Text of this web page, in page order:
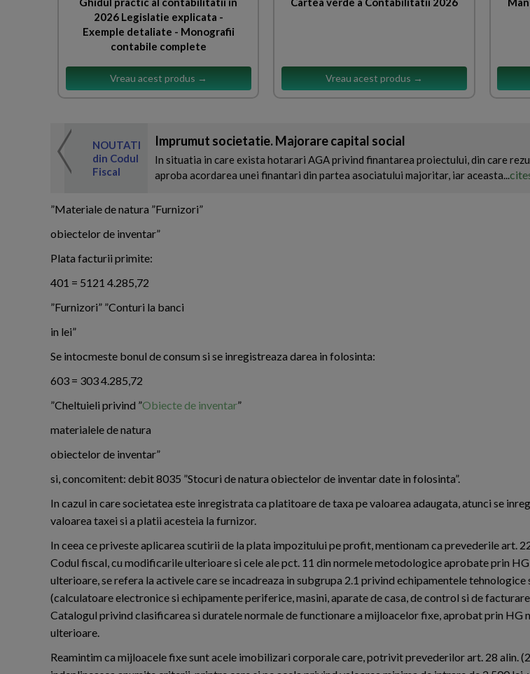
2026 Legislatie explicata -
Exemple detaliate - Monografii
contabile complete
Vreau acest produs → Vreau acest produs →
NOUTATI
din Codul
Fiscal
Imprumut societatie. Majorare capital social
In situatia in care exista hotarari AGA privind finantarea proiectului, din care
aproba acordarea unei finantari din partea asociatului majoritar, iar aceasta...
”Materiale de natura ”Furnizori”
obiectelor de inventar”
Plata facturii primite:
401 = 5121 4.285,72
”Furnizori” ”Conturi la banci
in lei”
Se intocmeste bonul de consum si se inregistreaza darea in folosinta:
603 = 303 4.285,72
”Cheltuieli privind ”Obiecte de inventar”
materialele de natura
obiectelor de inventar”
si, concomitent: debit 8035 ”Stocuri de natura obiectelor de inventar date in folosinta”.
In cazul in care societatea este inregistrata ca platitoare de taxa pe valoarea adaugata, atunci se
valoarea taxei si a platii acesteia la furnizor.
In ceea ce priveste aplicarea scutirii de la plata impozitului pe profit, mentionam ca prevederile art.
Codul fiscal, cu modificarile ulterioare si cele ale pct. 11 din normele metodologice aprobate prin
ulterioare, se refera la activele care se incadreaza in subgrupa 2.1 privind echipamentele tehnologice
(calculatoare electronice si echipamente periferice, masini, aparate de casa, de control si de
Catalogul privind clasificarea si duratele normale de functionare a mijloacelor fixe, aprobat prin HG
ulterioare.
Reamintim ca mijloacele fixe sunt acele imobilizari corporale care, potrivit prevederilor art. 28 alin.